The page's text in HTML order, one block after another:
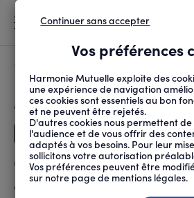
D'ARIANE
ACCUEIL SANTÉ AU TRAVAIL PRÉVENTION DES RISQUES
Dirigeants
Comment intégrer
climatique dans le
Vos préférences
Harmonie Mutuelle exploite des
une expérience de navigation
ces cookies sont essentiels au bon
et ne peuvent être rejetés.
D'autres cookies nous permettent
l'audience et de vous offrir des
adaptés à vos besoins. Pour leur
sollicitons votre autorisation
Vos préférences peuvent être
sur notre page de mentions légales.
Continuer sans accepter